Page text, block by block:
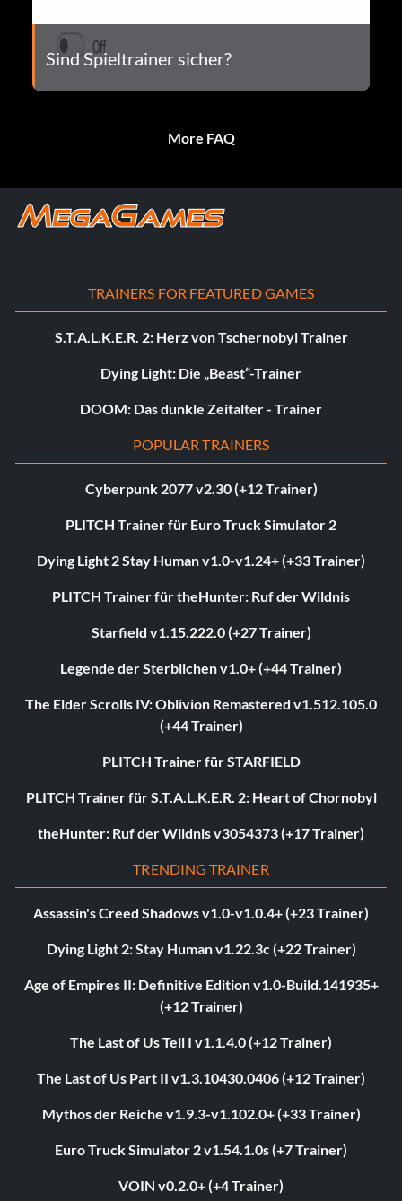
Sind Spieltrainer sicher?
More FAQ
TRAINERS FOR FEATURED GAMES
S.T.A.L.K.E.R. 2: Herz von Tschernobyl Trainer
Dying Light: Die „Beast“-Trainer
DOOM: Das dunkle Zeitalter - Trainer
POPULAR TRAINERS
Cyberpunk 2077 v2.30 (+12 Trainer)
PLITCH Trainer für Euro Truck Simulator 2
Dying Light 2 Stay Human v1.0-v1.24+ (+33 Trainer)
PLITCH Trainer für theHunter: Ruf der Wildnis
Starfield v1.15.222.0 (+27 Trainer)
Legende der Sterblichen v1.0+ (+44 Trainer)
The Elder Scrolls IV: Oblivion Remastered v1.512.105.0
(+44 Trainer)
PLITCH Trainer für STARFIELD
PLITCH Trainer für S.T.A.L.K.E.R. 2: Heart of Chornobyl
theHunter: Ruf der Wildnis v3054373 (+17 Trainer)
TRENDING TRAINER
Assassin's Creed Shadows v1.0-v1.0.4+ (+23 Trainer)
Dying Light 2: Stay Human v1.22.3c (+22 Trainer)
Age of Empires II: Definitive Edition v1.0-Build.141935+
(+12 Trainer)
The Last of Us Teil I v1.1.4.0 (+12 Trainer)
The Last of Us Part II v1.3.10430.0406 (+12 Trainer)
Mythos der Reiche v1.9.3-v1.102.0+ (+33 Trainer)
Euro Truck Simulator 2 v1.54.1.0s (+7 Trainer)
VOIN v0.2.0+ (+4 Trainer)